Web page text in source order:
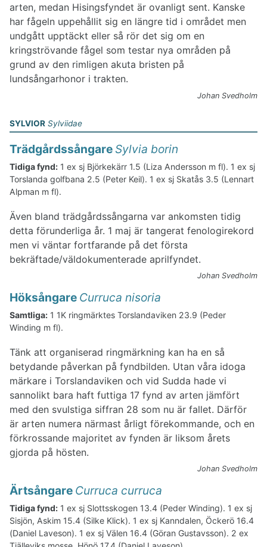
arten, medan Hisingsfyndet är ovanligt sent. Kanske
har fågeln uppehållit sig en längre tid i området men
undgått upptäckt eller så rör det sig om en
kringströvande fågel som testar nya områden på
grund av den rimligen akuta bristen på
lundsångarhonor i trakten.
Johan Svedholm
SYLVIOR Sylviidae
Trädgårdssångare Sylvia borin
Tidiga fynd: 1 ex sj Björkekärr 1.5 (Liza Andersson m fl). 1 ex sj
Torslanda golfbana 2.5 (Peter Keil). 1 ex sj Skatås 3.5 (Lennart
Alpman m fl).
Även bland trädgårdssångarna var ankomsten tidig
detta förunderliga år. 1 maj är tangerat fenologirekord
men vi väntar fortfarande på det första
bekräftade/väldokumenterade aprilfyndet.
Johan Svedholm
Höksångare Curruca nisoria
Samtliga: 1 1K ringmärktes Torslandaviken 23.9 (Peder
Winding m fl).
Tänk att organiserad ringmärkning kan ha en så
betydande påverkan på fyndbilden. Utan våra idoga
märkare i Torslandaviken och vid Sudda hade vi
sannolikt bara haft futtiga 17 fynd av arten jämfört
med den svulstiga siffran 28 som nu är fallet. Därför
är arten numera närmast årligt förekommande, och en
förkrossande majoritet av fynden är liksom årets
gjorda på hösten.
Johan Svedholm
Ärtsångare Curruca curruca
Tidiga fynd: 1 ex sj Slottsskogen 13.4 (Peder Winding). 1 ex sj
Sisjön, Askim 15.4 (Silke Klick). 1 ex sj Kanndalen, Öckerö 16.4
(Daniel Laveson). 1 ex sj Välen 16.4 (Göran Gustavsson). 2 ex